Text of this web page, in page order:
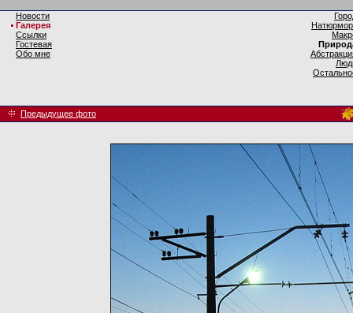
Новости
Галерея
Ссылки
Гостевая
Обо мне
Предыдущее фото